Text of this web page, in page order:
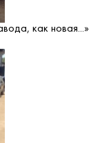
как новая...»